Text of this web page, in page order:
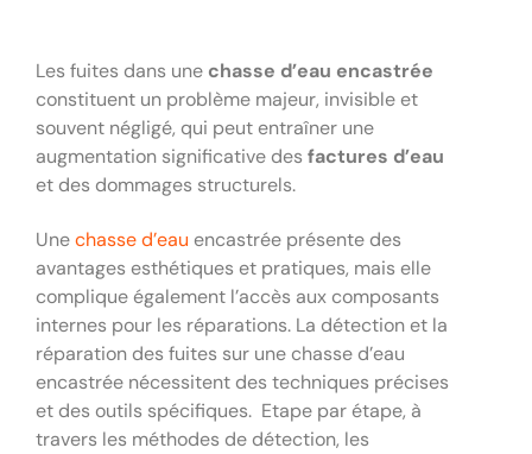
Les fuites dans une chasse d’eau encastrée
constituent un problème majeur, invisible et
souvent négligé, qui peut entraîner une
augmentation significative desfactures d’eau
et des dommages structurels.
Unechasse d’eau encastrée présente des
avantages esthétiques et pratiques, mais elle
complique également l’accès aux composants
internes pour les réparations. La détection et la
réparation des fuites sur une chasse d’eau
encastrée nécessitent des techniques précises
et des outils spécifiques. Etape par étape, à
travers les méthodes de détection, les